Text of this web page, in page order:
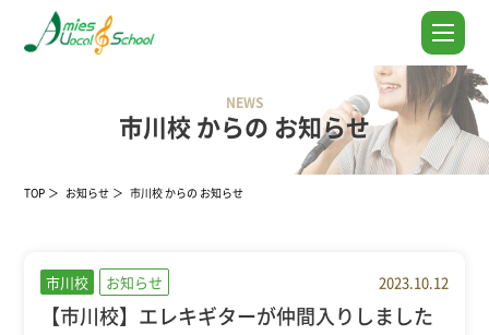
NEWS
市川校 からの お知らせ
TOP お知らせ 市川校 からの お知らせ
市川校 お知らせ 2023.10.12
【市川校】エレキギターが仲間入りしました